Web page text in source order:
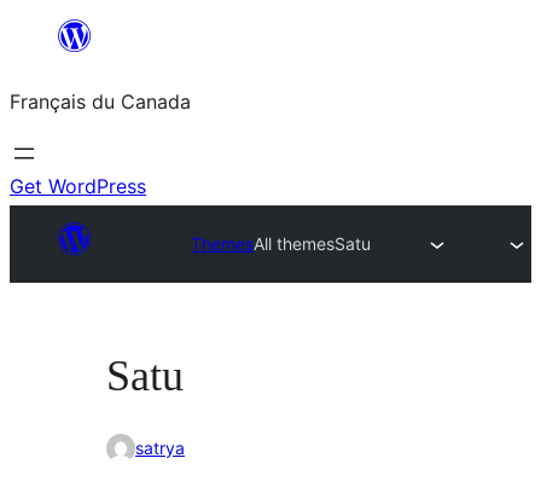
contenu
Français du Canada
Get WordPress
ThemesAll themesSatu
Satu
satrya